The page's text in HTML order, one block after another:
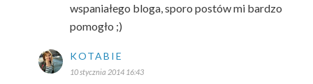
wspaniałego bloga, sporo postów mi bardzo
pomogło ;)
KOTABIE
10 stycznia 2014 16:43